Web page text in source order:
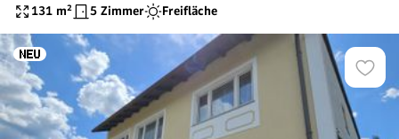
131 m² 5 Zimmer Freifläche